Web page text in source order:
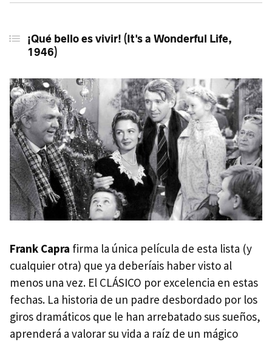
¡Qué bello es vivir! (It's a Wonderful Life,
1946)
Frank Capra firma la única película de esta lista (y
cualquier otra) que ya deberíais haber visto al
menos una vez. El CLÁSICO por excelencia en estas
fechas. La historia de un padre desbordado por los
giros dramáticos que le han arrebatado sus sueños,
aprenderá a valorar su vida a raíz de un mágico